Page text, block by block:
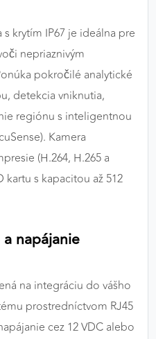
krytím IP67 je ideálna pre
nepriaznivým
pokročilé analytické
detekcia vniknutia,
regiónu s inteligentnou
Kamera
(H.264, H.265 a
kartu s kapacitou až 512
napájanie
na integráciu do vášho
prostredníctvom RJ45
cez 12 VDC alebo